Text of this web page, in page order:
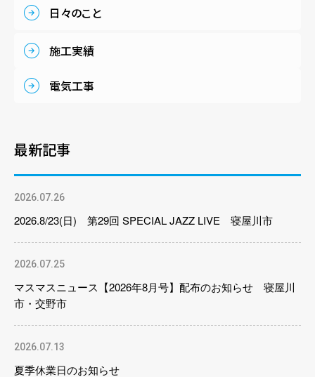
日々のこと
施工実績
電気工事
最新記事
2026.07.26
2026.8/23(日) 第29回 SPECIAL JAZZ LIVE 寝屋川市
2026.07.25
マスマスニュース【2026年8月号】配布のお知らせ 寝屋川
市・交野市
2026.07.13
夏季休業日のお知らせ